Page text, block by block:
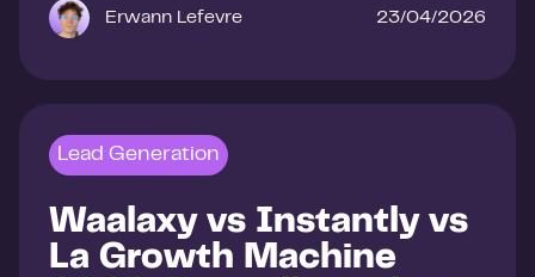
Erwann Lefevre 23/04/2026
Lead Generation
Waalaxy vs Instantly vs
La Growth Machine